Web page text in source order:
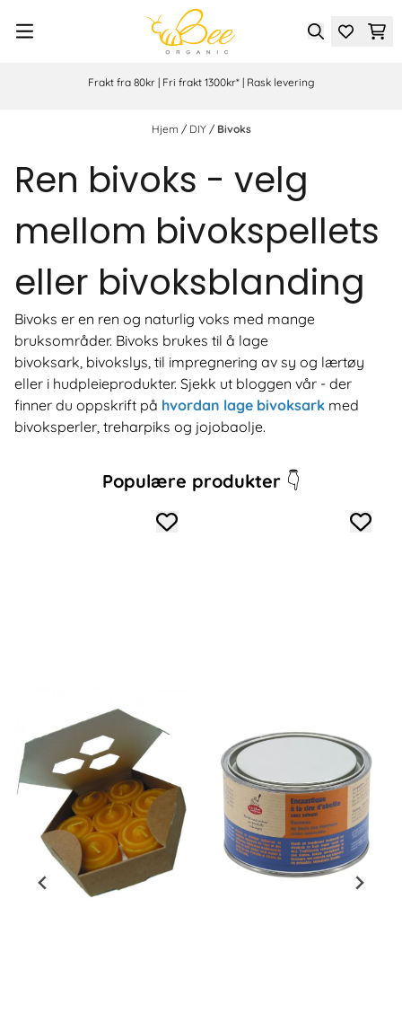
Frakt fra 80kr | Fri frakt 1300kr* | Rask levering
Hjem / DIY / Bivoks
Ren bivoks - velg
mellom bivokspellets
eller bivoksblanding
Bivoks er en ren og naturlig voks med mange
bruksområder. Bivoks brukes til å lage
bivoksark, bivokslys, til impregnering av sy og lærtøy
eller i hudpleieprodukter. Sjekk ut bloggen vår - der
finner du oppskrift på hvordan lage bivoksark med
bivoksperler, treharpiks og jojobaolje.
Populære produkter 👇